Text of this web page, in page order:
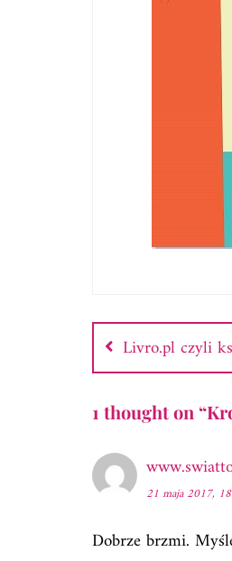
wpisu
Livro.pl czyli
1 thought on “
21 maja 2017,
Dobrze brzmi.